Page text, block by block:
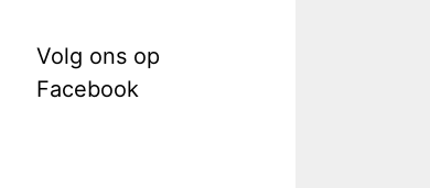
Volg ons op
Facebook